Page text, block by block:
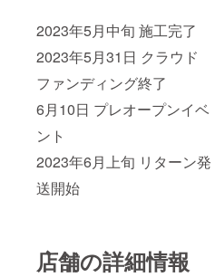
2023年5月中旬 施工完了
2023年5月31日 クラウド
ファンディング終了
6月10日 プレオープンイベ
ント
2023年6月上旬 リターン発
送開始
店舗の詳細情報